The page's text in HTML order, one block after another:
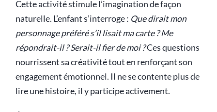
Cette activité stimule l’imagination de façon
naturelle. L’enfant s’interroge : Que dirait mon
personnage préféré s’il lisait ma carte ? Me
répondrait-il ? Serait-il fier de moi ?Ces questions
nourrissent sa créativité tout en renforçant son
engagement émotionnel. Il ne se contente plus de
lire une histoire, il y participe activement.